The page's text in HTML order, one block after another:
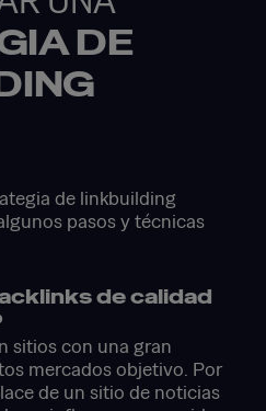
DE
de linkbuilding
pasos y técnicas
de calidad
sitios con una gran
mercados objetivo. Por
de un sitio de noticias